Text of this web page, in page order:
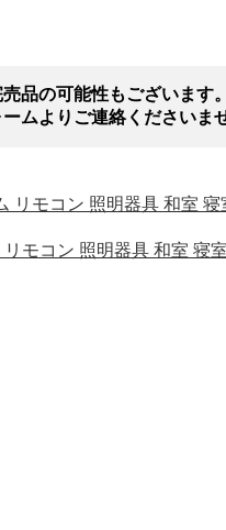
品の可能性もございます。
ムよりご連絡くださいませ
モコン 照明器具 和室
コン 照明器具 和室 寝